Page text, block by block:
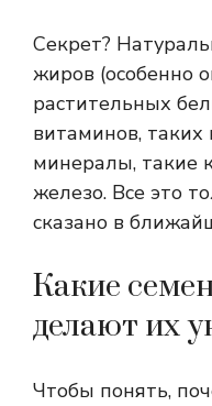
Секрет?
жиров (особенно
растительных
витаминов, таких
минералы, такие
железо. Все это
сказано в
Какие
делают их
Чтобы понять,